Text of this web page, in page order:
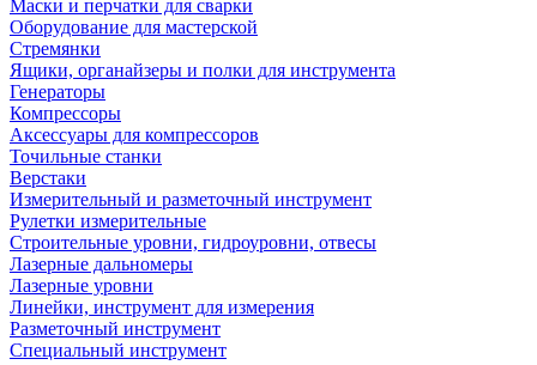
Маски и перчатки для сварки
Оборудование для мастерской
Стремянки
Ящики, органайзеры и полки для инструмента
Генераторы
Компрессоры
Аксессуары для компрессоров
Точильные станки
Верстаки
Измерительный и разметочный инструмент
Рулетки измерительные
Строительные уровни, гидроуровни, отвесы
Лазерные дальномеры
Лазерные уровни
Линейки, инструмент для измерения
Разметочный инструмент
Специальный инструмент